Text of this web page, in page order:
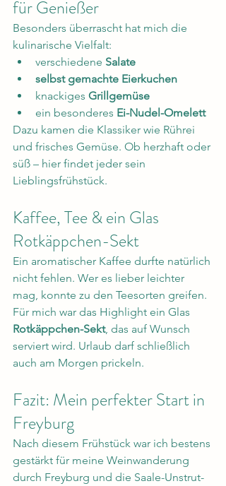
für Genießer
Besonders überrascht hat mich die
kulinarische Vielfalt:
verschiedene Salate
selbst gemachte Eierkuchen
knackiges Grillgemüse
ein besonderes Ei-Nudel-Omelett
Dazu kamen die Klassiker wie Rührei
und frisches Gemüse. Ob herzhaft oder
süß – hier findet jeder sein
Lieblingsfrühstück.
Kaffee, Tee & ein Glas
Rotkäppchen-Sekt
Ein aromatischer Kaffee durfte natürlich
nicht fehlen. Wer es lieber leichter
mag, konnte zu den Teesorten greifen.
Für mich war das Highlight ein Glas
Rotkäppchen-Sekt, das auf Wunsch
serviert wird. Urlaub darf schließlich
auch am Morgen prickeln.
Fazit: Mein perfekter Start in
Freyburg
Nach diesem Frühstück war ich bestens
gestärkt für meine Weinwanderung
durch Freyburg und die Saale-Unstrut-